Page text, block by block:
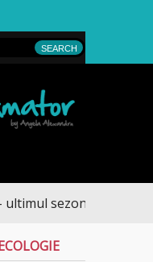
ultimul sezon te aduce la